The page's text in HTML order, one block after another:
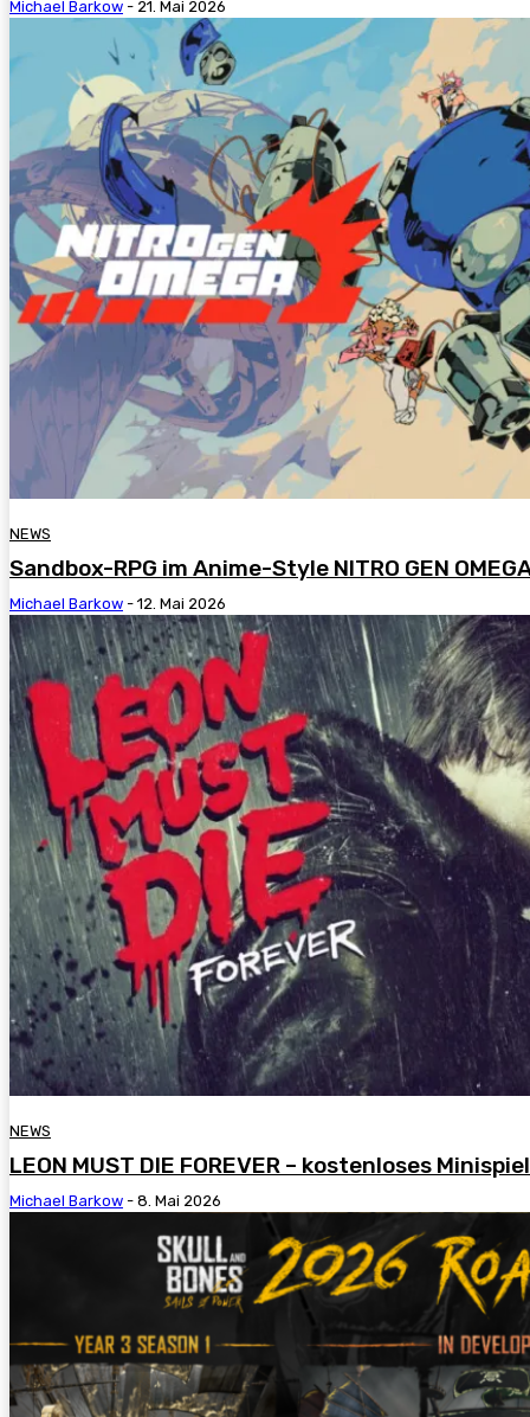
Michael Barkow - 21. Mai 2026
NEWS
Sandbox-RPG im Anime-Style NITRO GEN
Michael Barkow - 12. Mai 2026
NEWS
LEON MUST DIE FOREVER – kostenloses
Michael Barkow - 8. Mai 2026